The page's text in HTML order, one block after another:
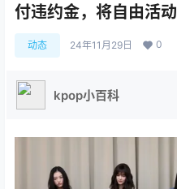
付违约金，将自由活动
动态 24年11月29日 0
kpop小百科